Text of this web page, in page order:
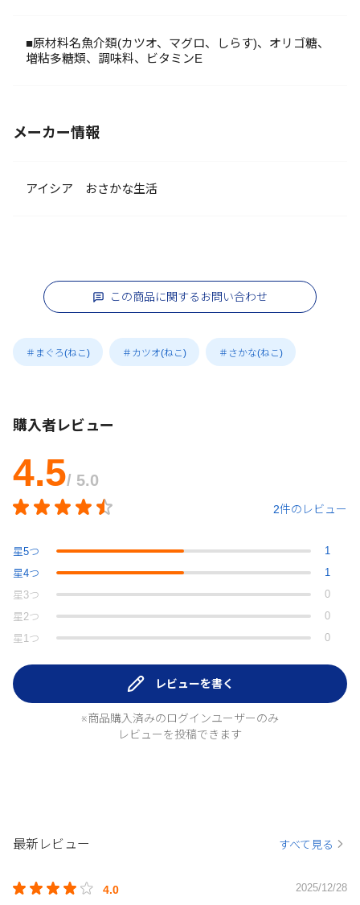
■原材料名魚介類(カツオ、マグロ、しらす)、オリゴ糖、
増粘多糖類、調味料、ビタミンE
メーカー情報
アイシア おさかな生活
この商品に関するお問い合わせ
＃まぐろ(ねこ) ＃カツオ(ねこ) ＃さかな(ねこ)
購入者レビュー
4.5/ 5.0
2件のレビュー
星5つ
1
星4つ
1
星 3つ
0
星 2つ
0
星 1つ 0
レビューを書く
※商品購入済みのログインユーザーのみ
レビューを投稿できます
最新レビュー すべて見る
4.0 2025/12/28